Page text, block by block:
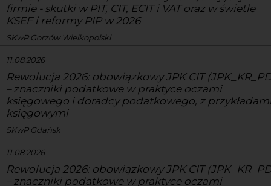
firmie - skutki w PIT, CIT, ECIT i VAT oraz w świetle
KSEF i reformy PIP w 2026
SKwP Gorzów Wielkopolski
11.08.2026
Rewolucja 2026: obowiązkowy JPK CIT
– znaczniki podatkowe w praktyce oczami
księgowego i doradcy podatkowego, z
księgowymi
SKwP Gdańsk
11.08.2026
Rewolucja 2026: obowiązkowy JPK CIT
– znaczniki podatkowe w praktyce oczami